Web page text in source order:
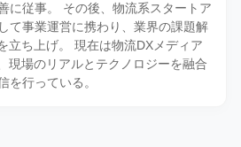
に従事。 その後、物流系スタートア
て事業運営に携わり、業界の課題解
立ち上げ。 現在は物流DXメディア
現場のリアルとテクノロジーを融合
を行っている。